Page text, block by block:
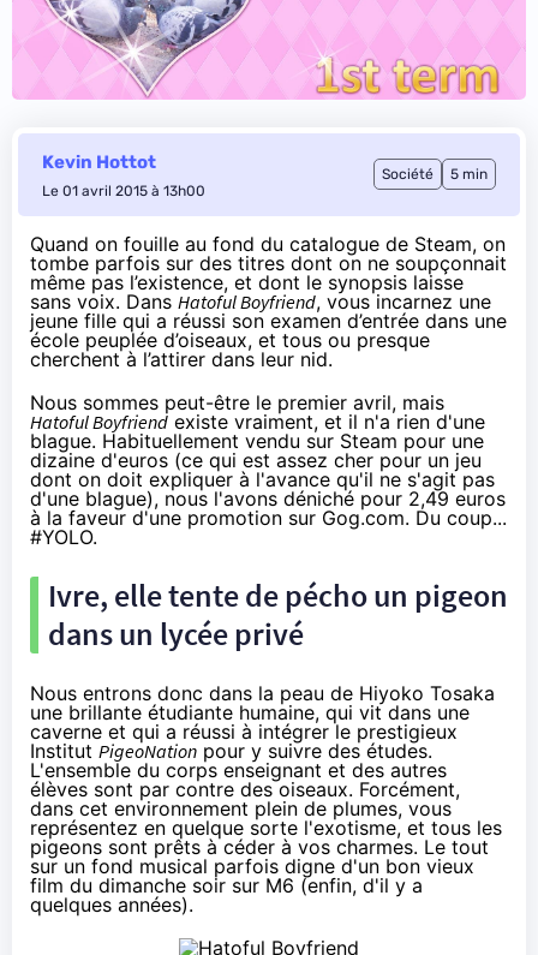
Kevin Hottot
Le 01 avril 2015 à 13h00
Société 5 min
Quand on fouille au fond du catalogue de Steam, on
tombe parfois sur des titres dont on ne soupçonnait
même pas l’existence, et dont le synopsis laisse
sans voix. Dans Hatoful Boyfriend, vous incarnez une
jeune fille qui a réussi son examen d’entrée dans une
école peuplée d’oiseaux, et tous ou presque
cherchent à l’attirer dans leur nid.
Nous sommes peut-être le premier avril, mais
Hatoful Boyfriend existe vraiment, et il n'a rien d'une
blague. Habituellement vendu sur Steam pour une
dizaine d'euros (ce qui est assez cher pour un jeu
dont on doit expliquer à l'avance qu'il ne s'agit pas
d'une blague), nous l'avons déniché pour 2,49 euros
à la faveur d'une promotion sur Gog.com. Du coup...
#YOLO.
Ivre, elle tente de pécho un pigeon
dans un lycée privé
Nous entrons donc dans la peau de Hiyoko Tosaka
une brillante étudiante humaine, qui vit dans une
caverne et qui a réussi à intégrer le prestigieux
Institut PigeoNation pour y suivre des études.
L'ensemble du corps enseignant et des autres
élèves sont par contre des oiseaux. Forcément,
dans cet environnement plein de plumes, vous
représentez en quelque sorte l'exotisme, et tous les
pigeons sont prêts à céder à vos charmes. Le tout
sur un fond musical parfois digne d'un bon vieux
film du dimanche soir sur M6 (enfin, d'il y a
quelques années).